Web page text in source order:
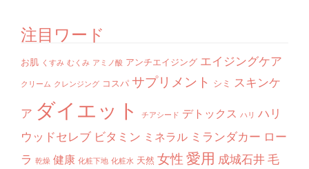
注目ワード
お肌 くすみ むくみ アミノ酸 アンチエイジング エイジングケア
クリーム クレンジング コスパ サプリメント シミ スキンケ
ア ダイエット チアシード デトックス ハリ ハリ
ウッドセレブ ビタミン ミネラル ミランダカー ロー
ラ 乾燥 健康 化粧下地 化粧水 天然 女性愛用 成城石井毛